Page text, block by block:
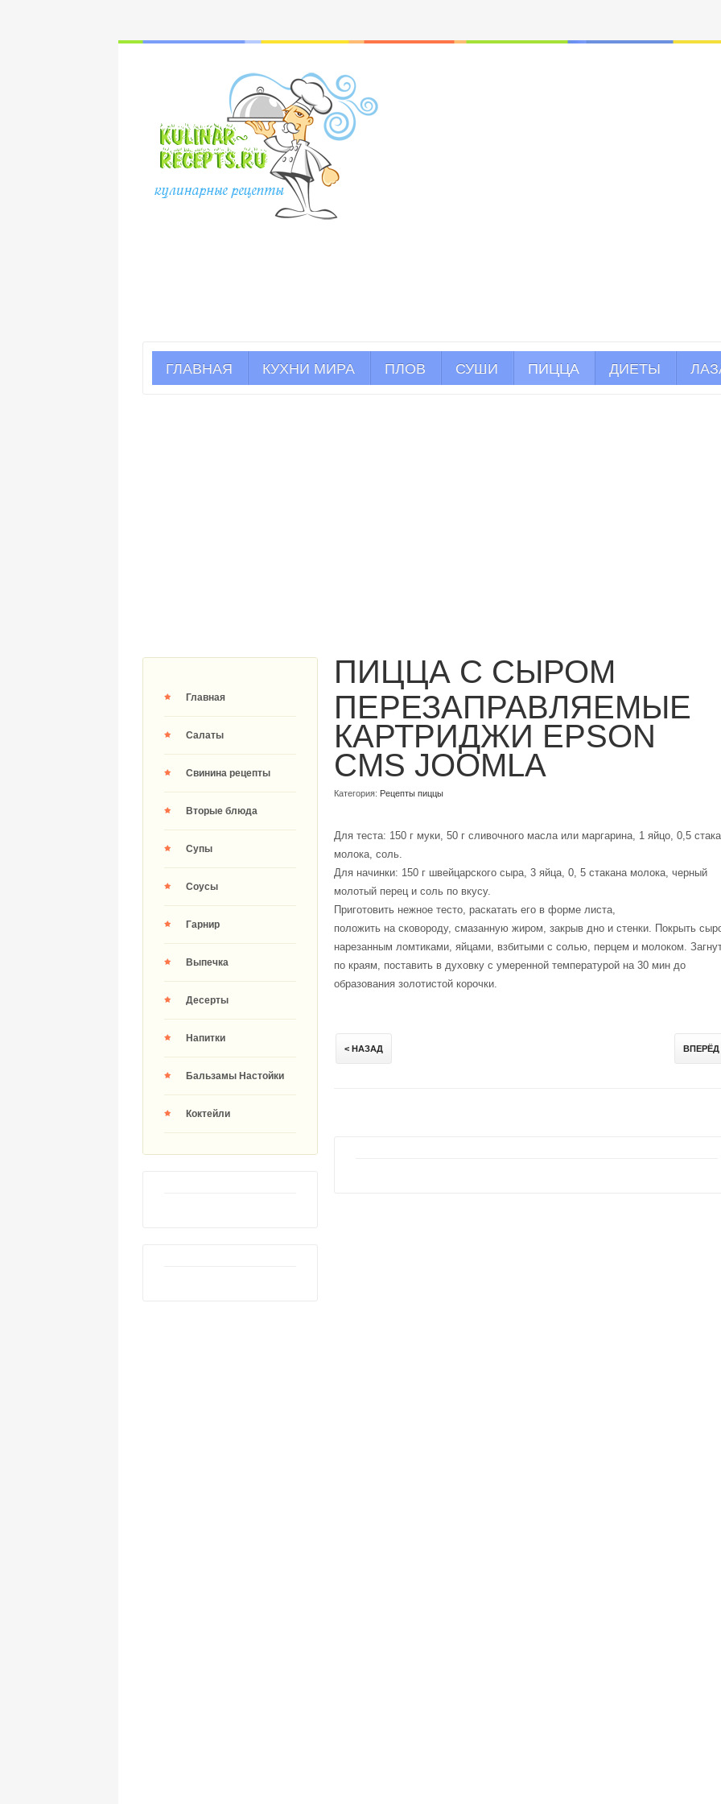
ГЛАВНАЯ КУХНИ МИРА ПЛОВ СУШИ ПИЦЦА ДИЕТЫ
Главная
Салаты
Свинина рецепты
Вторые блюда
Супы
Соусы
Гарнир
Выпечка
Десерты
Напитки
Бальзамы Настойки
Коктейли
ПИЦЦА С СЫРОМ
ПЕРЕЗАПРАВЛЯЕМЫЕ
КАРТРИДЖИ EPSON
CMS JOOMLA
Категория: Рецепты пиццы
Для теста: 150 г муки, 50 г сливочного масла или маргарина, 1 яйцо, 0,5
молока, соль.
Для начинки: 150 г швейцарского сыра, 3 яйца, 0, 5 стакана молока, черный
молотый перец и соль по вкусу.
Приготовить нежное тесто, раскатать его в форме листа,
положить на сковороду, смазанную жиром, закрыв дно и стенки. Покрыть
нарезанным ломтиками, яйцами, взбитыми с солью, перцем и молоком.
по краям, поставить в духовку с умеренной температурой на 30 мин до
образования золотистой корочки.
< НАЗАД ВПЕРЁД